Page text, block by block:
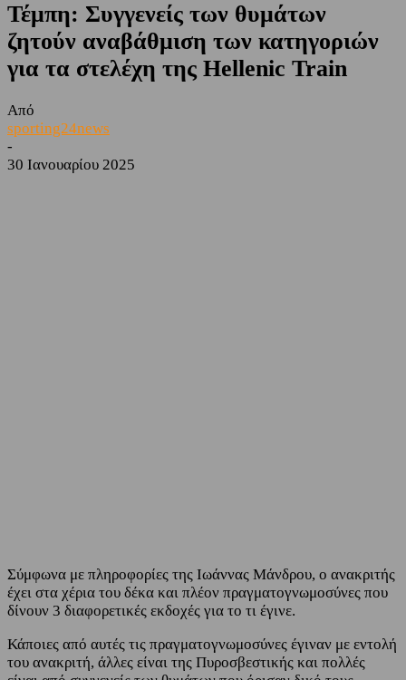
Τέμπη: Συγγενείς των θυμάτων
ζητούν αναβάθμιση των κατηγοριών
για τα στελέχη της Hellenic Train
Από
sporting24news
-
30 Ιανουαρίου 2025
Σύμφωνα με πληροφορίες της Ιωάννας Μάνδρου, ο ανακριτής
έχει στα χέρια του δέκα και πλέον πραγματογνωμοσύνες που
δίνουν 3 διαφορετικές εκδοχές για το τι έγινε.
Κάποιες από αυτές τις πραγματογνωμοσύνες έγιναν με εντολή
του ανακριτή, άλλες είναι της Πυροσβεστικής και πολλές